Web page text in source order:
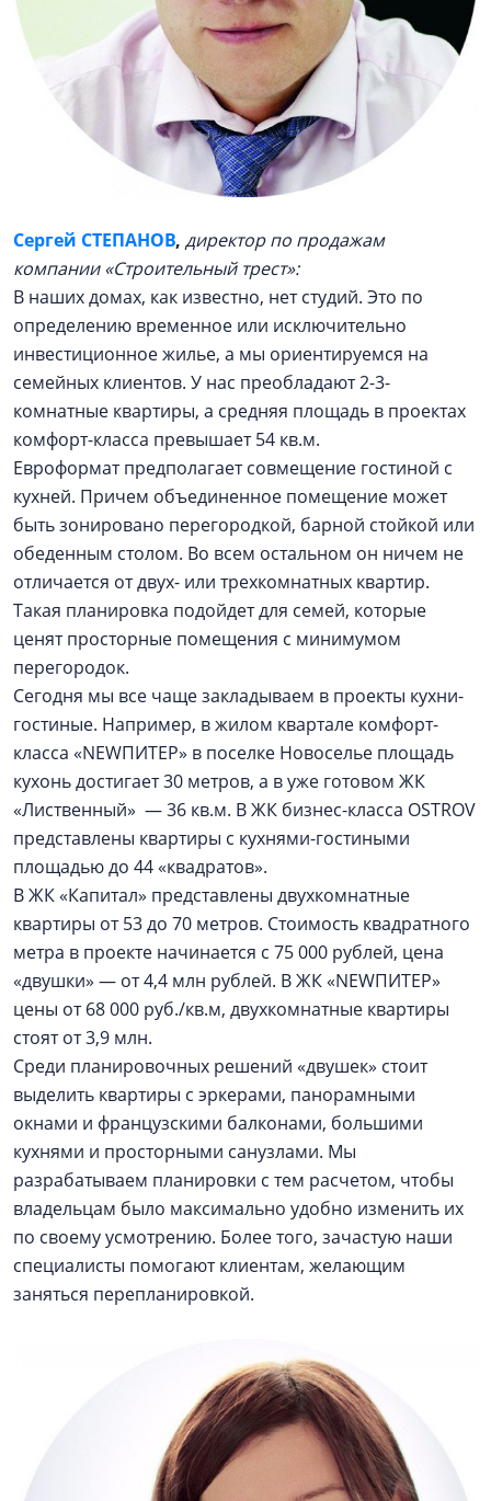
Сергей СТЕПАНОВ, директор по продажам
компании «Строительный трест»:
В наших домах, как известно, нет студий. Это по
определению временное или исключительно
инвестиционное жилье, а мы ориентируемся на
семейных клиентов. У нас преобладают 2-3-
комнатные квартиры, а средняя площадь в проектах
комфорт-класса превышает 54 кв.м.
Евроформат предполагает совмещение гостиной с
кухней. Причем объединенное помещение может
быть зонировано перегородкой, барной стойкой или
обеденным столом. Во всем остальном он ничем не
отличается от двух- или трехкомнатных квартир.
Такая планировка подойдет для семей, которые
ценят просторные помещения с минимумом
перегородок.
Сегодня мы все чаще закладываем в проекты кухни-
гостиные. Например, в жилом квартале комфорт-
класса «NEWПИТЕР» в поселке Новоселье площадь
кухонь достигает 30 метров, а в уже готовом ЖК
«Лиственный» — 36 кв.м. В ЖК бизнес-класса OSTROV
представлены квартиры с кухнями-гостиными
площадью до 44 «квадратов».
В ЖК «Капитал» представлены двухкомнатные
квартиры от 53 до 70 метров. Стоимость квадратного
метра в проекте начинается с 75 000 рублей, цена
«двушки» — от 4,4 млн рублей. В ЖК «NEWПИТЕР»
цены от 68 000 руб./кв.м, двухкомнатные квартиры
стоят от 3,9 млн.
Среди планировочных решений «двушек» стоит
выделить квартиры с эркерами, панорамными
окнами и французскими балконами, большими
кухнями и просторными санузлами. Мы
разрабатываем планировки с тем расчетом, чтобы
владельцам было максимально удобно изменить их
по своему усмотрению. Более того, зачастую наши
специалисты помогают клиентам, желающим
заняться перепланировкой.